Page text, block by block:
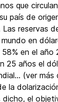
que
país de
Las reservas
en
en el año
25 años el
(ver más
la
dicho, el